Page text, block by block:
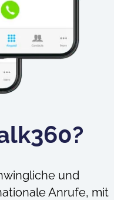
und
Anrufe, mit